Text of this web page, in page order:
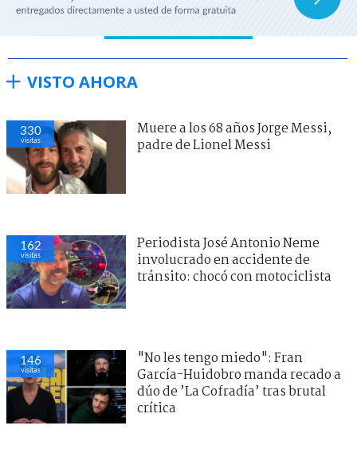
VISTO AHORA
330
visitas
Muere a los 68 años Jorge Messi,
padre de Lionel Messi
162
visitas
Periodista José Antonio Neme
involucrado en accidente de
tránsito: chocó con motociclista
146
visitas
"No les tengo miedo": Fran
García-Huidobro manda recado a
dúo de ’La Cofradía’ tras brutal
crítica